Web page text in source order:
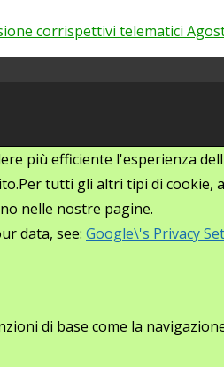
corrispettivi telematici
più efficiente l'esperienza
tutti gli altri tipi di cookie,
nelle nostre pagine.
data, see: Google\'s Privacy
di base come la